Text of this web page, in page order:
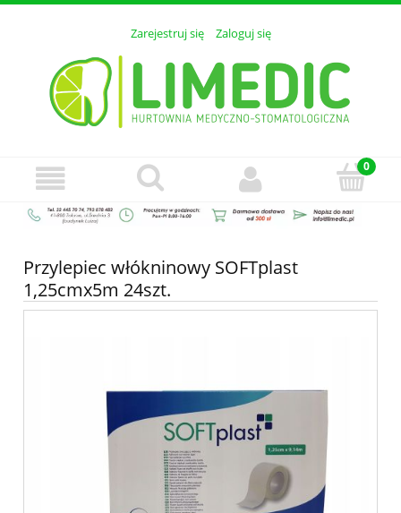
Zarejestruj się Zaloguj się
Przylepiec włókninowy SOFTplast
1,25cmx5m 24szt.